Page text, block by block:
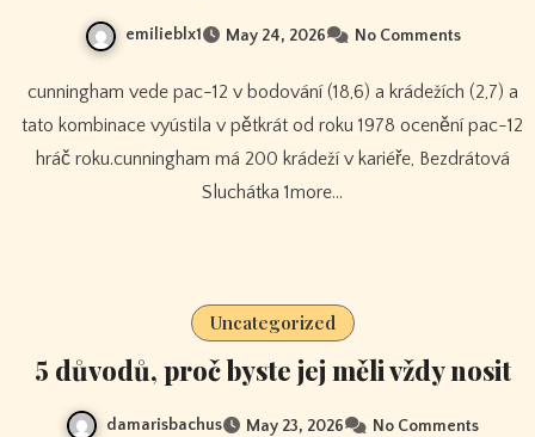
emilieblx1 May 24, 2026 No Comments
cunningham vede pac-12 v bodování (18,6) a krádežích (2,7) a
tato kombinace vyústila v pětkrát od roku 1978 ocenění pac-12
hráč roku.cunningham má 200 krádeží v kariéře, Bezdrátová
Sluchátka 1more…
Uncategorized
5 důvodů, proč byste jej měli vždy nosit
damarisbachus May 23, 2026 No Comments